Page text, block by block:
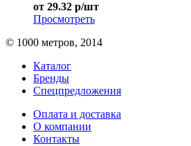
от 29.32 р/шт
Просмотреть
© 1000 метров, 2014
Каталог
Бренды
Спецпредложения
Оплата и доставка
О компании
Контакты